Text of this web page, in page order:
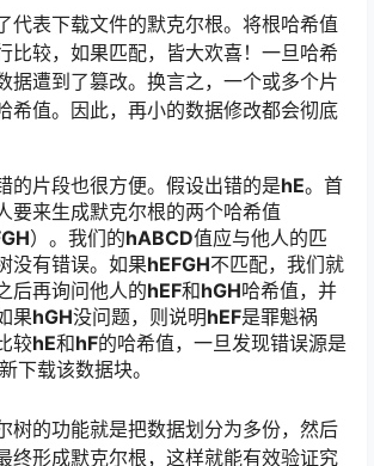
代表下载文件的默克尔根。将根哈希值
比较，如果匹配，皆大欢喜！一旦哈希
据遭到了篡改。换言之，一个或多个片
希值。因此，再小的数据修改都会彻底
的片段也很方便。假设出错的是hE。首
要来生成默克尔根的两个哈希值
）。我们的hABCD值应与他人的匹
没有错误。如果hEFGH不匹配，我们就
后再询问他人的hEF和hGH哈希值，并
果hGH没问题，则说明hEF是罪魁祸
较hE和hF的哈希值，一旦发现错误源是
下载该数据块。
树的功能就是把数据划分为多份，然后
终形成默克尔根，这样就能有效验证究